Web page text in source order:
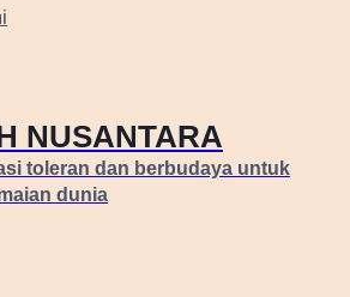
NUSANTARA
toleran dan berbudaya untuk
dunia